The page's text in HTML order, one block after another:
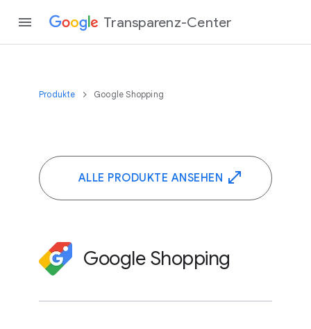
Transparenz-Center
Produkte Google Shopping
ALLE PRODUKTE ANSEHEN
Google Shopping